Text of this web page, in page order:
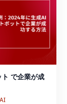
で企業が成